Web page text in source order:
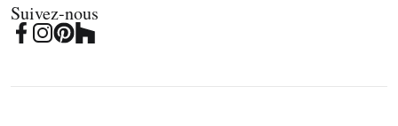
Suivez-nous